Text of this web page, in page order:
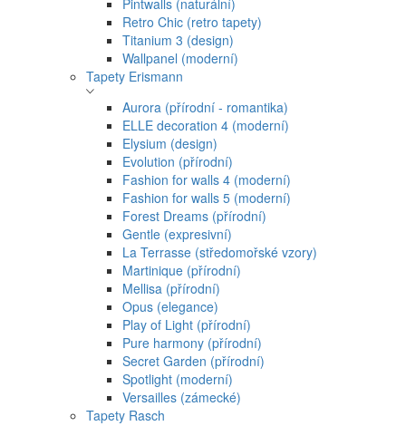
Pintwalls (naturální)
Retro Chic (retro tapety)
Titanium 3 (design)
Wallpanel (moderní)
Tapety Erismann
Aurora (přírodní - romantika)
ELLE decoration 4 (moderní)
Elysium (design)
Evolution (přírodní)
Fashion for walls 4 (moderní)
Fashion for walls 5 (moderní)
Forest Dreams (přírodní)
Gentle (expresivní)
La Terrasse (středomořské vzory)
Martinique (přírodní)
Mellisa (přírodní)
Opus (elegance)
Play of Light (přírodní)
Pure harmony (přírodní)
Secret Garden (přírodní)
Spotlight (moderní)
Versailles (zámecké)
Tapety Rasch